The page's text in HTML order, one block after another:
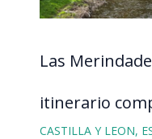
Las
itinerario
CASTILLA Y LEON,